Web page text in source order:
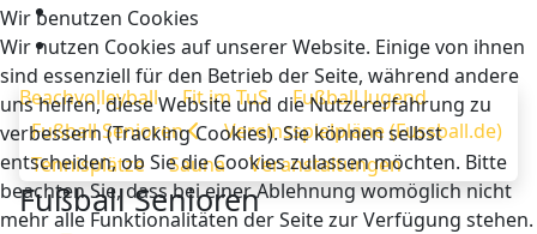
Beachvolleyball Fit im TuS
Fußball Jugend
Fußball Senioren
Vereinsspielpläne (Fussball.de)
Tennisplätze
Sauna Veranstaltungen
Fußball Senioren
Wir benutzen Cookies
Wir nutzen Cookies auf unserer Website. Einige von ihnen
sind essenziell für den Betrieb der Seite, während andere
uns helfen, diese Website und die Nutzererfahrung zu
verbessern (Tracking Cookies). Sie können selbst
entscheiden, ob Sie die Cookies zulassen möchten. Bitte
beachten Sie, dass bei einer Ablehnung womöglich nicht
mehr alle Funktionalitäten der Seite zur Verfügung stehen.